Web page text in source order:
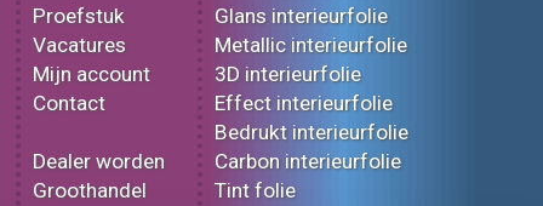
Proefstuk
Vacatures
Mijn account
Contact
Dealer worden
Groothandel
Glans interieurfolie
Metallic interieurfolie
3D interieurfolie
Effect interieurfolie
Bedrukt interieurfolie
Carbon interieurfolie
Tint folie